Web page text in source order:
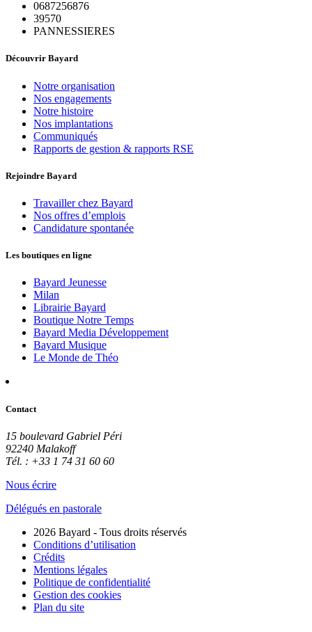
0687256876
39570
PANNESSIERES
Découvrir Bayard
Notre organisation
Nos engagements
Notre histoire
Nos implantations
Communiqués
Rapports de gestion & rapports RSE
Rejoindre Bayard
Travailler chez Bayard
Nos offres d’emplois
Candidature spontanée
Les boutiques en ligne
Bayard Jeunesse
Milan
Librairie Bayard
Boutique Notre Temps
Bayard Media Développement
Bayard Musique
Le Monde de Théo
Contact
15 boulevard Gabriel Péri
92240 Malakoff
Tél. : +33 1 74 31 60 60
Nous écrire
Délégués en pastorale
2026 Bayard - Tous droits réservés
Conditions d’utilisation
Crédits
Mentions légales
Politique de confidentialité
Gestion des cookies
Plan du site